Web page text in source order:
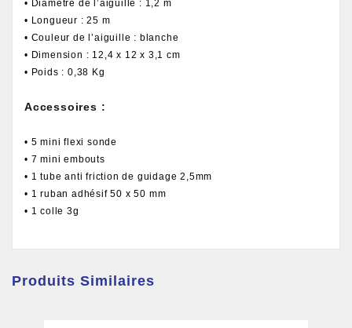
• Diamètre de l’aiguille : 1,2 m
• Longueur : 25 m
• Couleur de l’aiguille : blanche
• Dimension : 12,4 x 12 x 3,1 cm
• Poids : 0,38 Kg
Accessoires :
• 5 mini flexi sonde
• 7 mini embouts
• 1 tube anti friction de guidage 2,5mm
• 1 ruban adhésif 50 x 50 mm
• 1 colle 3g
Produits Similaires